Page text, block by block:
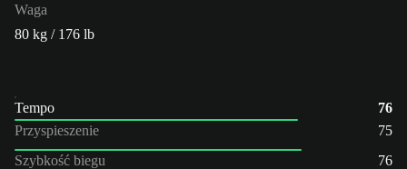
Waga
80 kg / 176 lb
Tempo
76
Przyspieszenie
75
Szybkość biegu
76